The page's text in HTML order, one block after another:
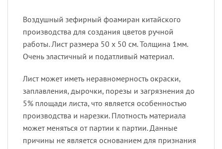
Воздушный зефирный фоамиран китайского
производства для создания цветов ручной
работы. Лист размера 50 х 50 см. Толщина 1мм.
Очень эластичный и податливый материал.
Лист может иметь неравномерность окраски,
заплавления, дырочки, порезы и загрязнения до
5% площади листа, что является особенностью
производства и нарезки. Плотность материала
может меняться от партии к партии. Данные
причины не является основанием для признания